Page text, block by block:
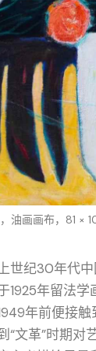
油画画布，81 ×
世纪30年代
1925年留法
年前便接
“文革”时期对